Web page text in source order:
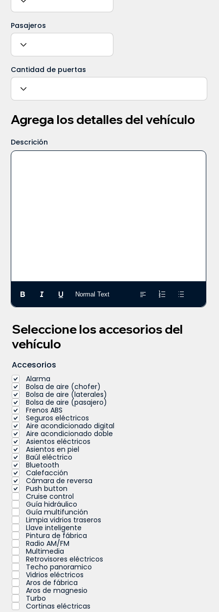
Pasajeros
Cantidad de puertas
Agrega los detalles del vehículo
Descrición
Normal Text
Seleccione los accesorios del
vehículo
Accesorios
Alarma
Bolsa de aire (chofer)
Bolsa de aire (laterales)
Bolsa de aire (pasajero)
Frenos ABS
Seguros eléctricos
Aire acondicionado digital
Aire acondicionado doble
Asientos eléctricos
Asientos en piel
Baúl eléctrico
Bluetooth
Calefacción
Cámara de reversa
Push button
Cruise control
Guía hidráulico
Guía multifunción
Limpia vidrios traseros
Llave inteligente
Pintura de fábrica
Radio AM/FM
Multimedia
Retrovisores eléctricos
Techo panoramico
Vidrios eléctricos
Aros de fábrica
Aros de magnesio
Turbo
Cortinas eléctricas